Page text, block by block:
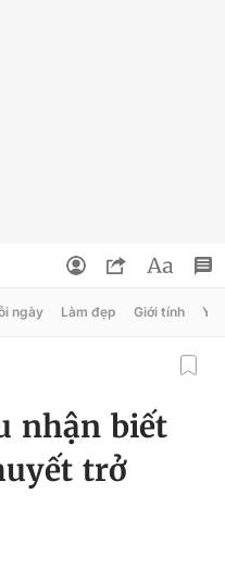
ngày Làm đẹp Giới tính Y
nhận biết
trở